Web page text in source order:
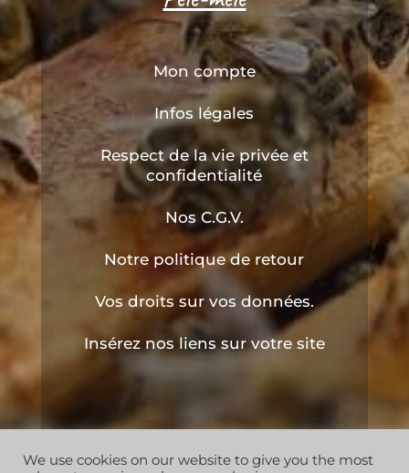
Mon compte
Infos légales
Respect de la vie privée et
confidentialité
Nos C.G.V.
Notre politique de retour
Vos droits sur vos données.
Insérez nos liens sur votre site
Copyright © 2019 les ruchers de l'apiculteur . Tous
We use cookies on our website to give you the most